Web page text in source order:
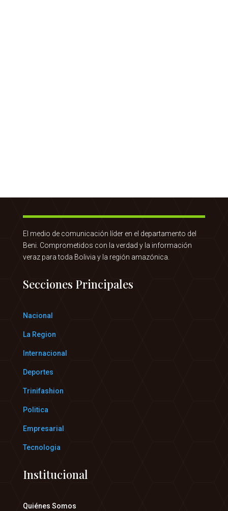
El medio de comunicación líder en el departamento del
Beni. Comprometidos con la verdad y la información
veraz para toda Bolivia y la región amazónica.
Secciones Principales
Nacional
La Region
Internacional
Deportes
Trinifashion
Politica
Empresarial
Tecnologia
Institucional
Quiénes Somos